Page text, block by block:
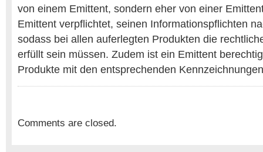
von einem Emittent, sondern eher von einer
Emittent verpflichtet, seinen Informationspflichten
sodass bei allen auferlegten Produkten die
erfüllt sein müssen. Zudem ist ein Emittent
Produkte mit den entsprechenden
Comments are closed.